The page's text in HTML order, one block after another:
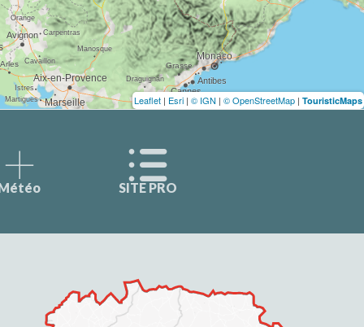
Leaflet | Esri | © IGN | © OpenStreetMap | TouristicMaps
SITE PRO